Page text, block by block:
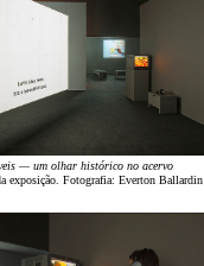
— um olhar histórico no acervo
exposição. Fotografia: Everton Ballardin